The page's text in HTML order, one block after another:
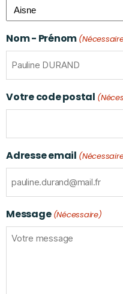
Nom - Prénom
Votre code postal
Adresse email
Message (Nécessaire)